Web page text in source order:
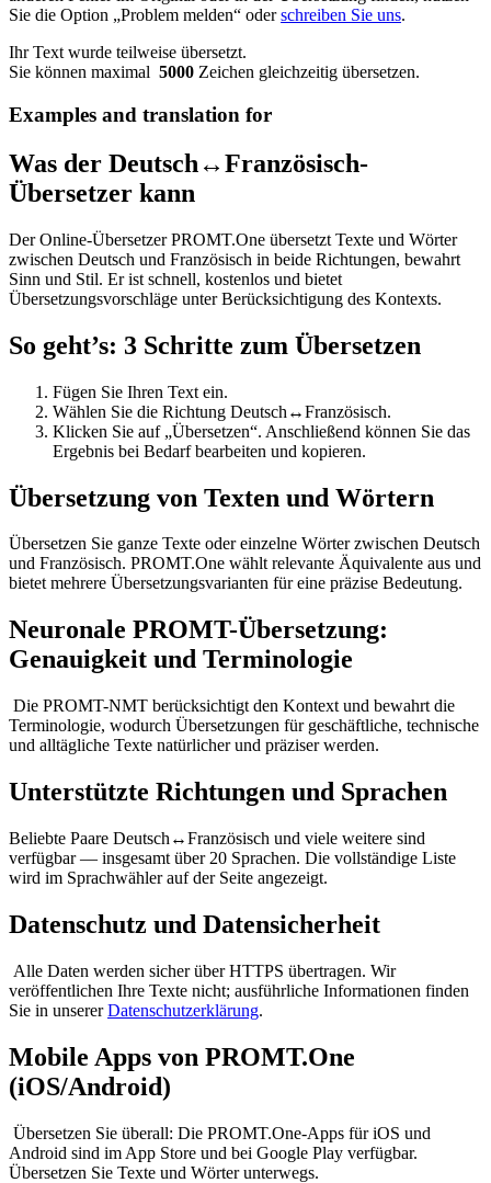
Sie die Option „Problem melden“ oderschreiben Sie uns.
Ihr Text wurde teilweise übersetzt.
Sie können maximal 5000 Zeichen gleichzeitig übersetzen.
Examples and translation for
Was der Deutsch↔Französisch-
Übersetzer kann
Der Online-Übersetzer PROMT.One übersetzt Texte und Wörter
zwischen Deutsch und Französisch in beide Richtungen, bewahrt
Sinn und Stil. Er ist schnell, kostenlos und bietet
Übersetzungsvorschläge unter Berücksichtigung des Kontexts.
So geht’s: 3 Schritte zum Übersetzen
Fügen Sie Ihren Text ein.
Wählen Sie die Richtung Deutsch↔Französisch.
Klicken Sie auf „Übersetzen“. Anschließend können Sie das
Ergebnis bei Bedarf bearbeiten und kopieren.
Übersetzung von Texten und Wörtern
Übersetzen Sie ganze Texte oder einzelne Wörter zwischen Deutsch
und Französisch. PROMT.One wählt relevante Äquivalente aus und
bietet mehrere Übersetzungsvarianten für eine präzise Bedeutung.
Neuronale PROMT-Übersetzung:
Genauigkeit und Terminologie
Die PROMT-NMT berücksichtigt den Kontext und bewahrt die
Terminologie, wodurch Übersetzungen für geschäftliche, technische
und alltägliche Texte natürlicher und präziser werden.
Unterstützte Richtungen und Sprachen
Beliebte Paare Deutsch↔Französisch und viele weitere sind
verfügbar — insgesamt über 20 Sprachen. Die vollständige Liste
wird im Sprachwähler auf der Seite angezeigt.
Datenschutz und Datensicherheit
Alle Daten werden sicher über HTTPS übertragen. Wir
veröffentlichen Ihre Texte nicht; ausführliche Informationen finden
Sie in unsererDatenschutzerklärung.
Mobile Apps von PROMT.One
(iOS/Android)
Übersetzen Sie überall: Die PROMT.One-Apps für iOS und
Android sind im App Store und bei Google Play verfügbar.
Übersetzen Sie Texte und Wörter unterwegs.